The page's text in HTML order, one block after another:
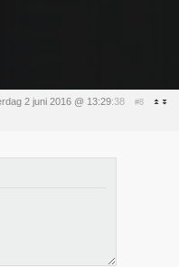
2 juni 2016 @ 13:29:38 #8